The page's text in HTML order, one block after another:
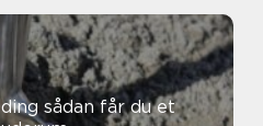
du et